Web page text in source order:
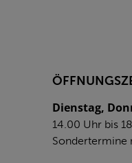
Dienstag,
14.00 Uhr bis
Sondertermine